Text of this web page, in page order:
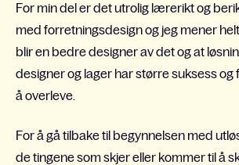
For min del er det utrolig lærerikt og
med forretningsdesign og jeg mener
blir en bedre designer av det og at
designer og lager har større suksess
å overleve.
For å gå tilbake til begynnelsen med
de tingene som skjer eller kommer til å